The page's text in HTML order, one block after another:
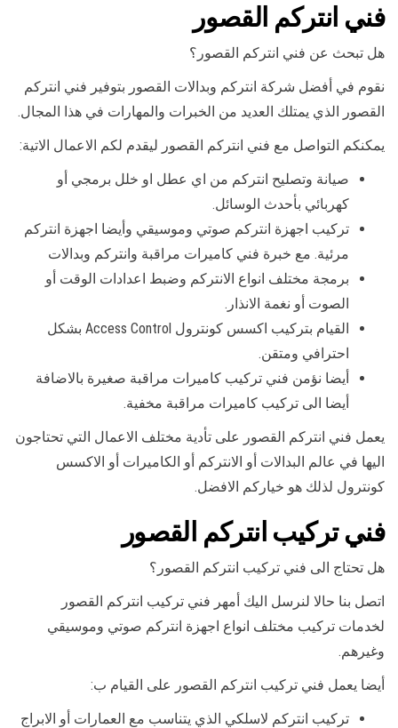
فني انتركم القصور
هل تبحث عن فني انتركم القصور؟
نقوم في أفضل شركة انتركم وبدالات القصور بتوفير فني انتركم
القصور الذي يمتلك العديد من الخبرات والمهارات في هذا المجال.
يمكنكم التواصل مع فني انتركم القصور ليقدم لكم الاعمال الاتية:
صيانة وتصليح انتركم من اي عطل او خلل برمجي أو
كهربائي بأحدث الوسائل.
تركيب اجهزة انتركم صوتي وموسيقي وأيضا اجهزة انتركم
مرئية. مع خبرة فني كاميرات مراقبة وانتركم وبدالات
برمجة مختلف انواع الانتركم وضبط اعدادات الوقت أو
الصوت أو نغمة الانذار.
القيام بتركيب اكسس كونترول Access Control بشكل
احترافي ومتقن.
أيضا نؤمن فني تركيب كاميرات مراقبة صغيرة بالاضافة
أيضا الى تركيب كاميرات مراقبة مخفية.
يعمل فني انتركم القصور على تأدية مختلف الاعمال التي تحتاجون
اليها في عالم البدالات أو الانتركم أو الكاميرات أو الاكسس
كونترول لذلك هو خياركم الافضل.
فني تركيب انتركم القصور
هل تحتاج الى فني تركيب انتركم القصور؟
اتصل بنا حالا لنرسل اليك أمهر فني تركيب انتركم القصور
لخدمات تركيب مختلف انواع اجهزة انتركم صوتي وموسيقي
وغيرهم.
أيضا يعمل فني تركيب انتركم القصور على القيام ب:
تركيب انتركم لاسلكي الذي يتناسب مع العمارات أو الابراج